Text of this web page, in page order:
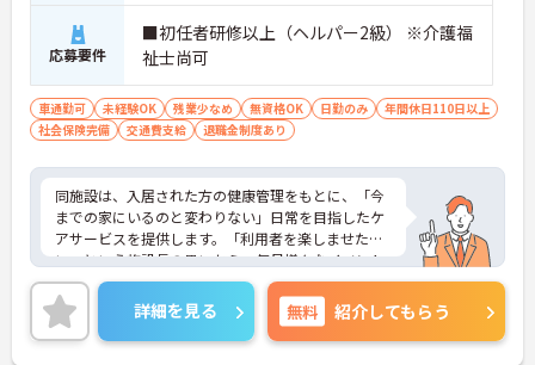
応募要件
■初任者研修以上（ヘルパー2級） ※介護福
祉士尚可
車通勤可 未経験OK 残業少なめ 無資格OK 日勤のみ
年間休日110日以上
社会保険完備
交通費支給 退職金制度あり
同施設は、入居された方の健康管理をもとに、「今
までの家にいるのと変わりない」日常を目指したケ
アサービスを提供します。「利用者を楽しませた
い」という施設長の思いから、毎月様々なイベント
や、レクリエーションを行っています。（お花見、
お祭りなど）施設で働く職員も、利用者の方と一緒
に楽しんでいます。ご興味のある方は是非お問い合
わせ下さい。
詳細を見る 無料 紹介してもらう